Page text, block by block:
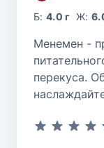
Б:4.0 г Ж:
Менемен -
перекуса.